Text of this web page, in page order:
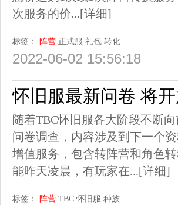
次服务的价...[详细]
标签： 阵营 正式服 礼包 转化
2022-06-02 15:56:18
怀旧服最新问卷 将
随着TBC怀旧服各大阶段不断
问卷调查，内容涉及到下一个
增值服务，包含转阵营和角色
能昨天凌晨，有玩家在...[详细]
标签： 阵营 TBC 怀旧服 种族